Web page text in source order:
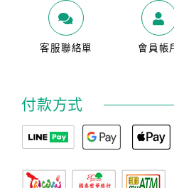
客服聯絡單 會員帳
付款方式